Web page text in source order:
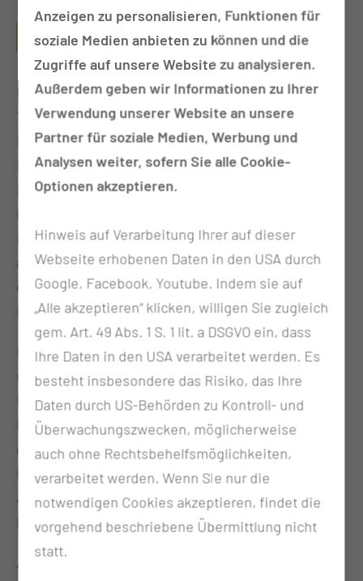
WAS SIND TÄTIGKEITSSCHWERPUNKTE DIESES
PFLEGEBEREICHS?
Die Pneumologie (Lungenerkrankungen) ist ein
Teilgebiet der Inneren Medizin mit einem breiten
Krankheitsspektrum, dies reicht von pulmonalen
Infektionen, wie akuten Bronchitiden über
Lungenentzündungen, deren Erreger Bakterien,
Pilze oder Viren sein können, bis hin zu schweren
Infektionen, bei denen es zur Mitbeteiligung
anderer Organsysteme kommen kann. Sie umfasst
die Prophylaxe, Erkennung und konservative
Behandlung von diesen Erkrankungen.
In unserem Bereich werden Patienten betreut, vor
und nach Untersuchungen und Eingriffen, wie zum
Beispiel, Bronchoskopien oder Punktionen der
Pleura. Es besteht eine enge Zusammenarbeit mit
dem Onkologischen Zentrum. Auch onkologische
Pflegevisiten werden durchgeführt, um uns
anvertrauten Patienten und deren Angehörigen,
körperlich, geistig und seelisch zu stärken.
Am Herzen liegt uns ebenfalls unserer „beruflicher
Anzeigen zu personalisieren, Funktionen für
soziale Medien anbieten zu können und die
Zugriffe auf unsere Website zu analysieren.
Außerdem geben wir Informationen zu Ihrer
Verwendung unserer Website an unsere
Partner für soziale Medien, Werbung und
Analysen weiter, sofern Sie alle Cookie-
Optionen akzeptieren.
Hinweis auf Verarbeitung Ihrer auf dieser
Webseite erhobenen Daten in den USA durch
Google, Facebook, Youtube. Indem sie auf
„Alle akzeptieren“ klicken, willigen Sie zugleich
gem. Art. 49 Abs. 1 S. 1 lit. a DSGVO ein, dass
Ihre Daten in den USA verarbeitet werden. Es
besteht insbesondere das Risiko, das Ihre
Daten durch US-Behörden zu Kontroll- und
Überwachungszwecken, möglicherweise
auch ohne Rechtsbehelfsmöglichkeiten,
verarbeitet werden. Wenn Sie nur die
notwendigen Cookies akzeptieren, findet die
vorgehend beschriebene Übermittlung nicht
statt.